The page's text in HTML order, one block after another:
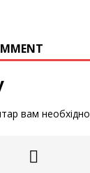
вам необхідно